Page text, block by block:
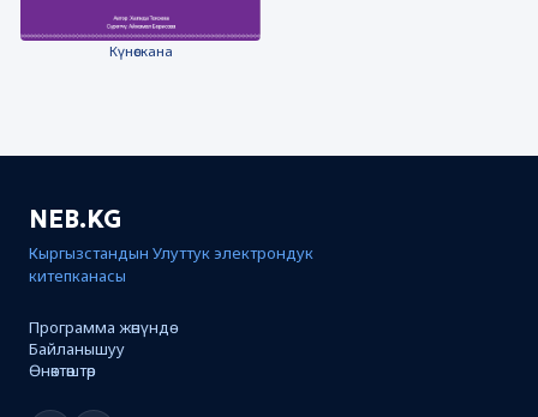
Күнөскана
NEB.KG
Кыргызстандын Улуттук электрондук
китепканасы
Программа жөнүндө
Байланышуу
Өнөктөштөр